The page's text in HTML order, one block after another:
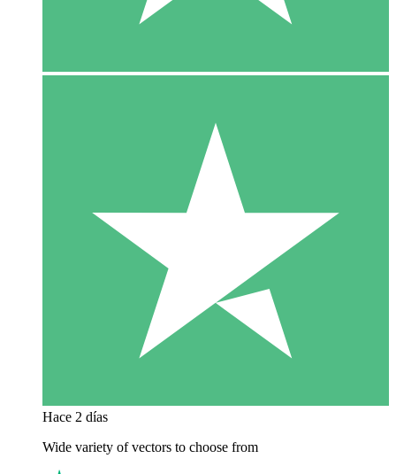
Hace 2 días
Wide variety of vectors to choose from